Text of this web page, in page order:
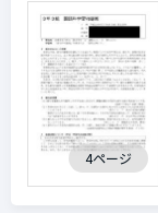
4ページ